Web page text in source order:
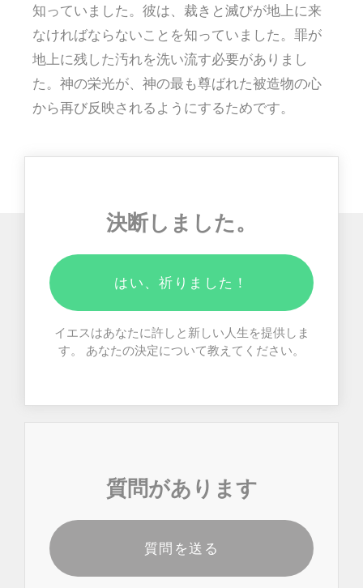
知っていました。彼は、裁きと滅びが地上に来
なければならないことを知っていました。罪が
地上に残した汚れを洗い流す必要がありまし
た。神の栄光が、神の最も尊ばれた被造物の心
から再び反映されるようにするためです。
決断しました。
はい、祈りました！
イエスはあなたに許しと新しい人生を提供しま
す。 あなたの決定について教えてください。
質問があります
質問を送る